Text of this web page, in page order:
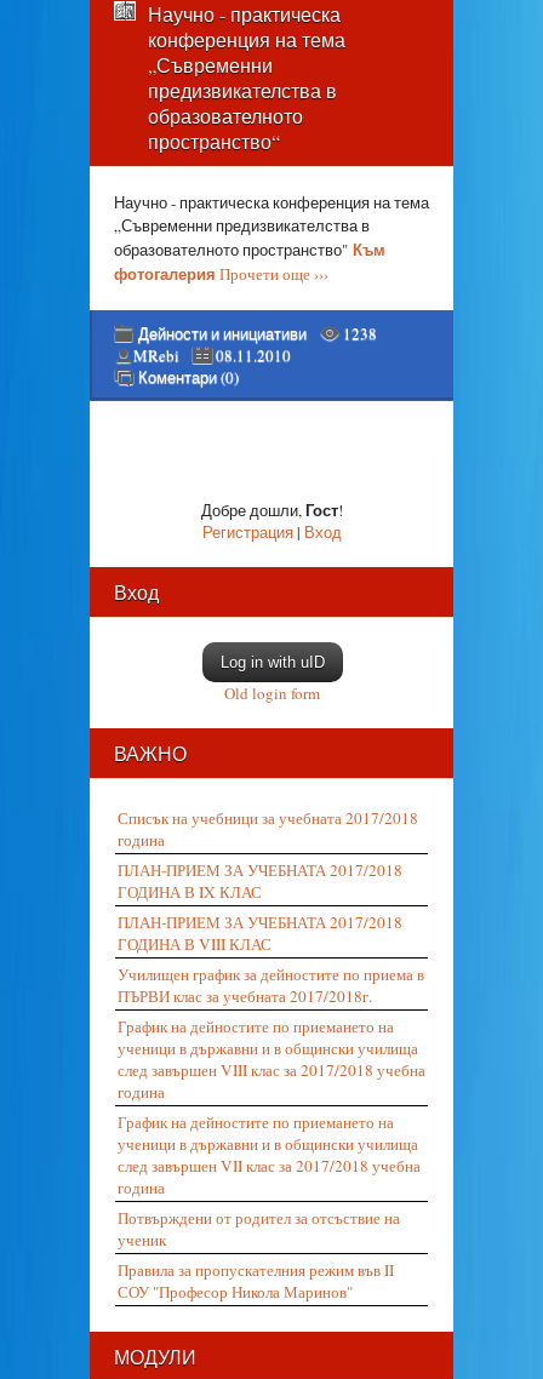
Научно - практическа
конференция на тема
„Съвременни
предизвикателства в
образователното
пространство“
Научно - практическа конференция на тема
„Съвременни предизвикателства в
образователното пространство" Към
фотогалерия Прочети още ›››
Дейности и инициативи
1238
MRebi
08.11.2010
Коментари (0)
Добре дошли,Гост!
Регистрация| Вход
Вход
Log in with uID
Old login form
ВАЖНО
Списък на учебници за учебната 2017/2018
година
ПЛАН-ПРИЕМ ЗА УЧЕБНАТА 2017/2018
ГОДИНА В IX КЛАС
ПЛАН-ПРИЕМ ЗА УЧЕБНАТА 2017/2018
ГОДИНА В VIII КЛАС
Училищен график за дейностите по приема в
ПЪРВИ клас за учебната 2017/2018г.
График на дейностите по приемането на
ученици в държавни и в общински училища
след завършен VIII клас за 2017/2018 учебна
година
График на дейностите по приемането на
ученици в държавни и в общински училища
след завършен VII клас за 2017/2018 учебна
година
Потвърждени от родител за отсъствие на
ученик
Правила за пропускателния режим във II
СОУ "Професор Никола Маринов"
МОДУЛИ